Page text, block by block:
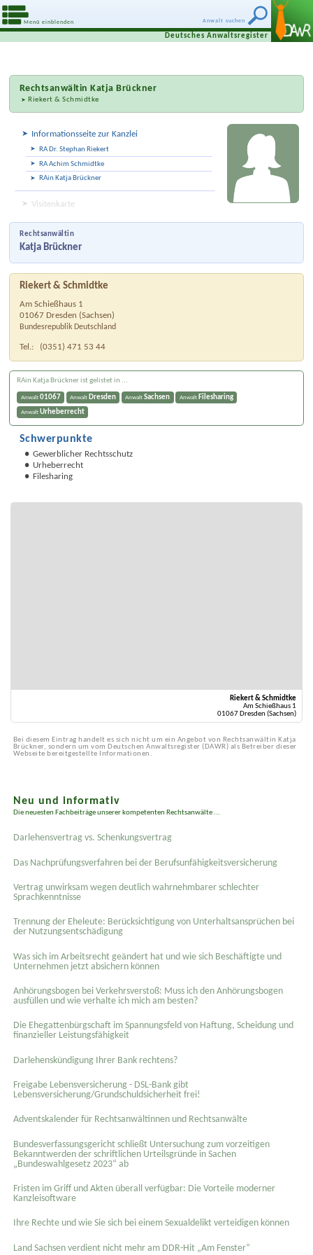
Anwalt suchen
Menü einblenden
Deutsches Anwaltsregister
RechtsanwältinKatja Brückner
Riekert & Schmidtke
Informationsseite zur Kanzlei
RA Dr. Stephan Riekert
RA Achim Schmidtke
RAin Katja Brückner
Visitenkarte
Rechtsanwältin
Katja Brückner
Riekert & Schmidtke
Am Schießhaus 1
01067 Dresden (Sachsen)
Bundesrepublik Deutschland
Tel.: (0351) 471 53 44
RAin Katja Brückner ist gelistet in ...
Anwalt 01067 Anwalt Dresden AnwaltSachsen Anwalt Filesharing
Anwalt Urheberrecht
Schwerpunkte
Gewerblicher Rechtsschutz
Urheberrecht
Filesharing
Riekert & Schmidtke
Am Schießhaus 1
01067 Dresden (Sachsen)
Bei diesem Eintrag handelt es sich nicht um ein Angebot von Rechtsanwältin Katja
Brückner, sondern um vom Deutschen Anwaltsregister (DAWR) als Betreiber dieser
Webseite bereitgestellte Informationen.
Neu und informativ
Die neuesten Fachbeiträge unserer kompetenten Rechtsanwälte ...
Darlehensvertrag vs. Schenkungsvertrag
Das Nachprüfungsverfahren bei der Berufsunfähigkeitsversicherung
Vertrag unwirksam wegen deutlich wahrnehmbarer schlechter
Sprachkenntnisse
Trennung der Eheleute: Berücksichtigung von Unterhaltsansprüchen bei
der Nutzungsentschädigung
Was sich im Arbeitsrecht geändert hat und wie sich Beschäftigte und
Unternehmen jetzt absichern können
Anhörungsbogen bei Verkehrsverstoß: Muss ich den Anhörungsbogen
ausfüllen und wie verhalte ich mich am besten?
Die Ehegattenbürgschaft im Spannungsfeld von Haftung, Scheidung und
finanzieller Leistungsfähigkeit
Darlehenskündigung Ihrer Bank rechtens?
Freigabe Lebensversicherung - DSL-Bank gibt
Lebensversicherung/Grundschuldsicherheit frei!
Adventskalender für Rechtsanwältinnen und Rechtsanwälte
Bundesverfassungsgericht schließt Untersuchung zum vorzeitigen
Bekanntwerden der schriftlichen Urteilsgründe in Sachen
„Bundeswahlgesetz 2023“ ab
Fristen im Griff und Akten überall verfügbar: Die Vorteile moderner
Kanzleisoftware
Ihre Rechte und wie Sie sich bei einem Sexual­delikt verteidigen können
Land Sachsen verdient nicht mehr am DDR-Hit „Am Fenster“